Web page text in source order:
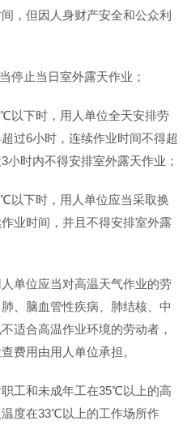
，但因人身财产安全和公众利
停止当日室外露天作业；
以下时，用人单位全天安排劳
过6小时，连续作业时间不得超
时内不得安排室外露天作业；
以下时，用人单位应当采取换
业时间，并且不得安排室外露
单位应当对高温天气作业的劳
、脑血管性疾病、肺结核、中
适合高温作业环境的劳动者，
费用由用人单位承担。
职工和未成年工在35℃以上的高
度在33℃以上的工作场所作